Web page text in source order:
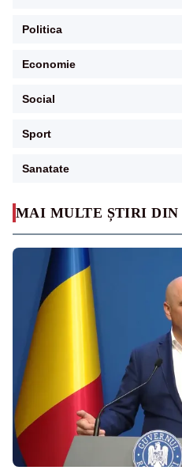
MAI MULTE ȘTIRI DIN
Politica
Economie
Social
Sport
Sanatate